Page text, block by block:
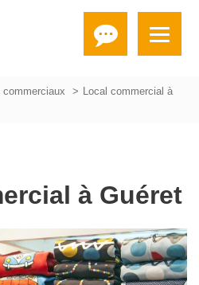
Local commercial à
à Guéret